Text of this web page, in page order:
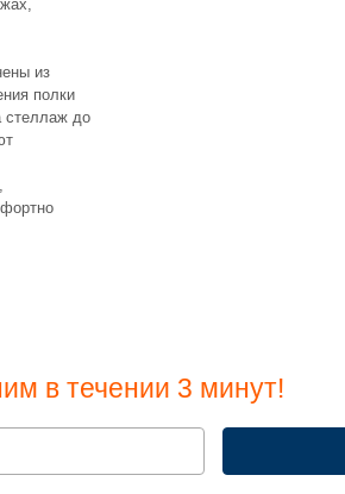
из
полки
стеллаж до
в течении 3 минут!